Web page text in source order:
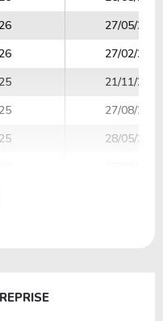
27/05/2026
27/02/2026
21/11/2025
27/08/2025
28/05/2025